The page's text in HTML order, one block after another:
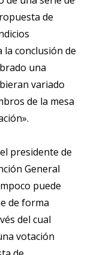
de
conclusión de
una
variado
de la mesa
presidente de
General
puede
de forma
del cual
votación